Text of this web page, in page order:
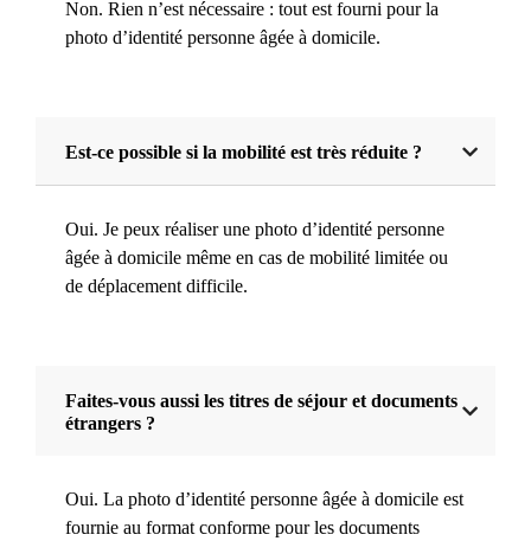
Non. Rien n’est nécessaire : tout est fourni pour la
photo d’identité personne âgée à domicile.
Est-ce possible si la mobilité est très réduite ?
Oui. Je peux réaliser une photo d’identité personne
âgée à domicile même en cas de mobilité limitée ou
de déplacement difficile.
Faites-vous aussi les titres de séjour et documents
étrangers ?
Oui. La photo d’identité personne âgée à domicile est
fournie au format conforme pour les documents